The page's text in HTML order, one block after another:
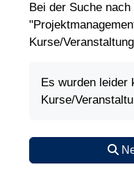
Bei der Suche
Kurse/
Es wurden leider
Kurse/